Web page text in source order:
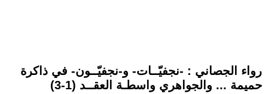
رواء الجصاني : -نجفيّــات- و-نجفيّــون- في ذاكرة
حميمة ... والجواهري واسطـة العقــد (1-3)